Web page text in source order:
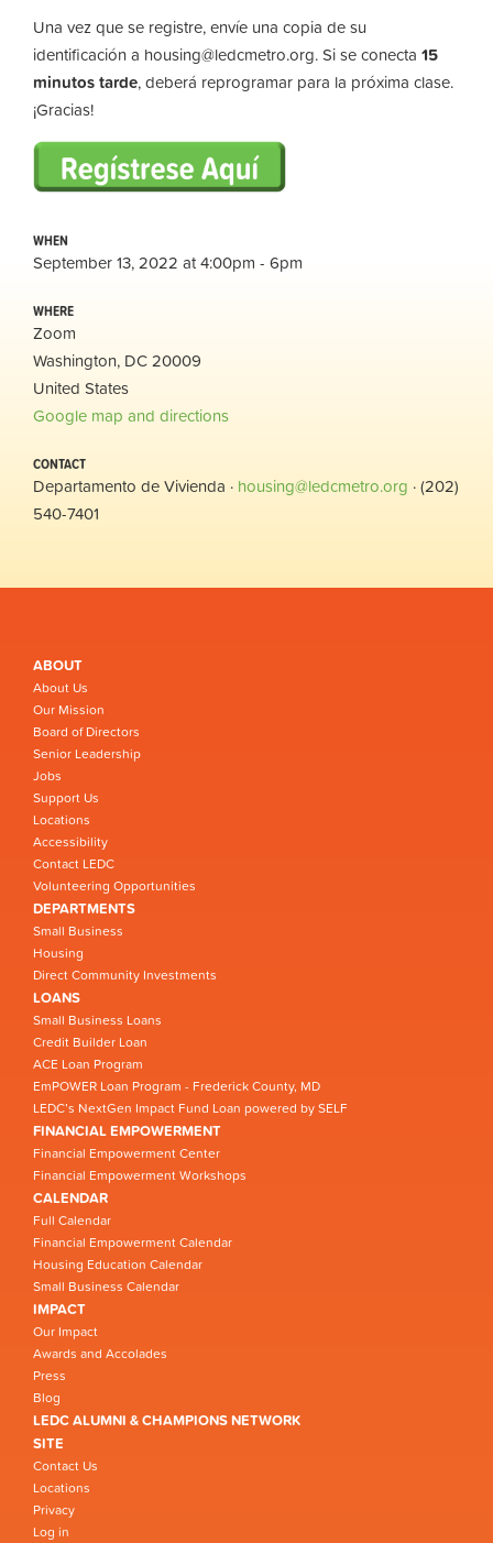
Una vez que se registre, envíe una copia de su
identificación a housing@ledcmetro.org. Si se conecta 15
minutos tarde, deberá reprogramar para la próxima clase.
¡Gracias!
WHEN
September 13, 2022 at 4:00pm - 6pm
WHERE
Zoom
Washington, DC 20009
United States
Google map and directions
CONTACT
Departamento de Vivienda · housing@ledcmetro.org · (202)
540-7401
ABOUT
About Us
Our Mission
Board of Directors
Senior Leadership
Jobs
Support Us
Locations
Accessibility
Contact LEDC
Volunteering Opportunities
DEPARTMENTS
Small Business
Housing
Direct Community Investments
LOANS
Small Business Loans
Credit Builder Loan
ACE Loan Program
EmPOWER Loan Program - Frederick County, MD
LEDC’s NextGen Impact Fund Loan powered by SELF
FINANCIAL EMPOWERMENT
Financial Empowerment Center
Financial Empowerment Workshops
CALENDAR
Full Calendar
Financial Empowerment Calendar
Housing Education Calendar
Small Business Calendar
IMPACT
Our Impact
Awards and Accolades
Press
Blog
LEDC ALUMNI & CHAMPIONS NETWORK
SITE
Contact Us
Locations
Privacy
Log in